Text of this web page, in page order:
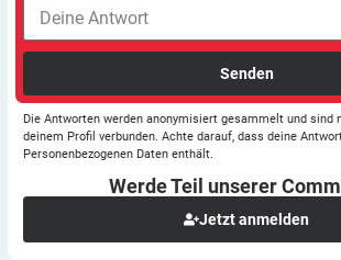
Senden
Die Antworten werden anonymisiert gesammelt und sind
deinem Profil verbunden. Achte darauf, dass deine
Personenbezogenen Daten enthält.
Werde Teil unserer
Jetzt anmelden